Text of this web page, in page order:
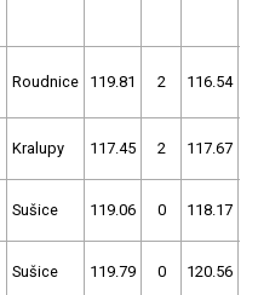
Roudnice 119.81 2 116.54
Kralupy 117.45 2 117.67
Sušice 119.06 0 118.17
Sušice 119.79 0 120.56